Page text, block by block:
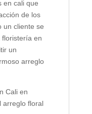
en cali que
de los
un cliente se
en
un
arreglo
Cali en
arreglo floral